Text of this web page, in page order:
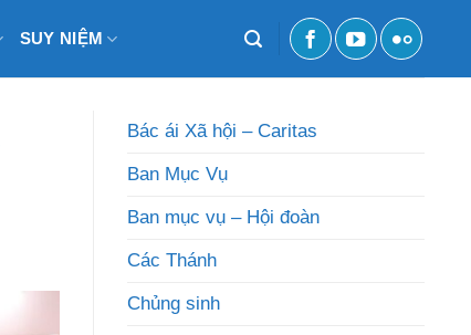
SUY NIỆM
Bác ái Xã hội – Caritas
Ban Mục Vụ
Ban mục vụ – Hội đoàn
Các Thánh
Chủng sinh